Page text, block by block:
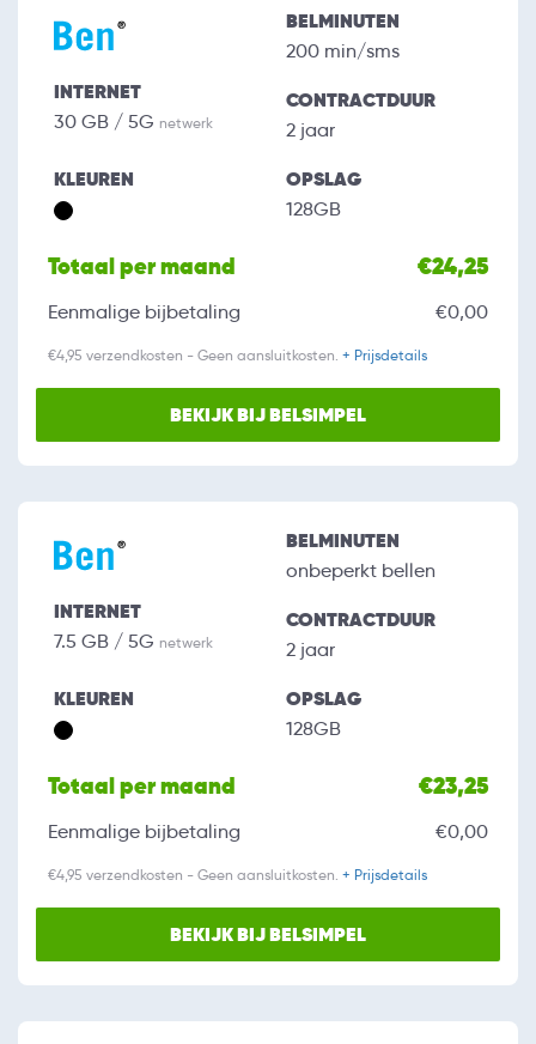
INTERNET
30 GB / 5G netwerk
BELMINUTEN
200 min/sms
CONTRACTDUUR
2 jaar
KLEUREN OPSLAG
128GB
Totaal per maand €24,25
Eenmalige bijbetaling €0,00
€4,95 verzendkosten - Geen aansluitkosten. + Prijsdetails
BEKIJK BIJ BELSIMPEL
INTERNET
7.5 GB / 5G netwerk
BELMINUTEN
onbeperkt bellen
CONTRACTDUUR
2 jaar
KLEUREN OPSLAG
128GB
Totaal per maand €23,25
Eenmalige bijbetaling €0,00
€4,95 verzendkosten - Geen aansluitkosten. + Prijsdetails
BEKIJK BIJ BELSIMPEL